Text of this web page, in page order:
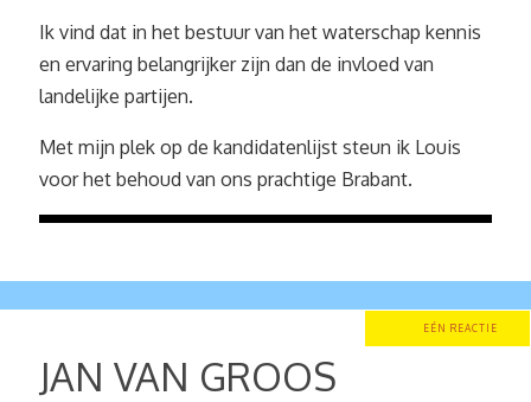
Ik vind dat in het bestuur van het waterschap kennis
en ervaring belangrijker zijn dan de invloed van
landelijke partijen.
Met mijn plek op de kandidatenlijst steun ik Louis
voor het behoud van ons prachtige Brabant.
EÉN REACTIE
JAN VAN GROOS